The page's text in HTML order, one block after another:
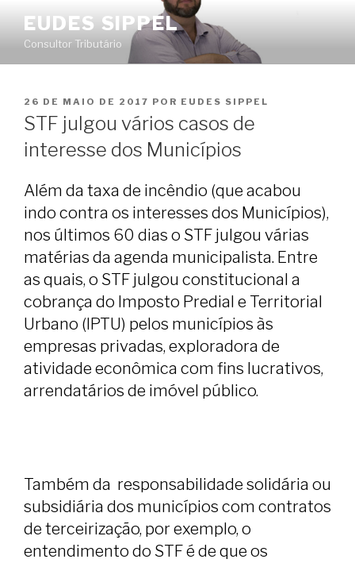
conteúdo
EUDES SIPPEL
Consultor Tributário
PUBLICADO
EM
26 DE MAIO DE 2017 POR EUDES SIPPEL
STF julgou vários casos de
interesse dos Municípios
Além da taxa de incêndio (que acabou
indo contra os interesses dos Municípios),
nos últimos 60 dias o STF julgou várias
matérias da agenda municipalista. Entre
as quais, o STF julgou constitucional a
cobrança do Imposto Predial e Territorial
Urbano (IPTU) pelos municípios às
empresas privadas, exploradora de
atividade econômica com fins lucrativos,
arrendatários de imóvel público.
Também da responsabilidade solidária ou
subsidiária dos municípios com contratos
de terceirização, por exemplo, o
entendimento do STF é de que os